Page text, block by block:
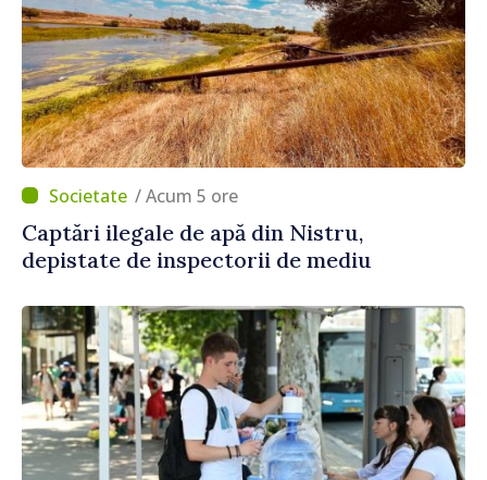
/ Acum 5 ore
Captări ilegale de apă din Nistru,
depistate de inspectorii de mediu